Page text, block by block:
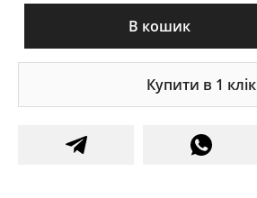
В кошик
Купити в 1 клік